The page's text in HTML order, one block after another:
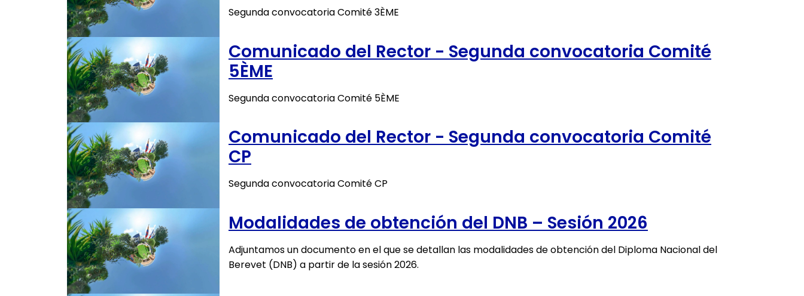
Segunda convocatoria Comité 3ÈME
Comunicado del Rector - Segunda convocatoria Comité
5ÈME
Segunda convocatoria Comité 5ÈME
Comunicado del Rector - Segunda convocatoria Comité
CP
Segunda convocatoria Comité CP
Modalidades de obtención del DNB – Sesión 2026
Adjuntamos un documento en el que se detallan las modalidades de obtención del Diploma Nacional del
Berevet (DNB) a partir de la sesión 2026.